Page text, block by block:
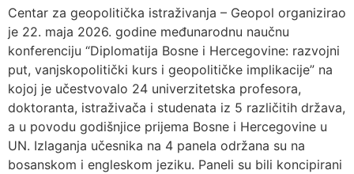
Centar za geopolitička istraživanja – Geopol organizirao
je 22. maja 2026. godine međunarodnu naučnu
konferenciju “Diplomatija Bosne i Hercegovine: razvojni
put, vanjskopolitički kurs i geopolitičke implikacije” na
kojoj je učestvovalo 24 univerzitetska profesora,
doktoranta, istraživača i studenata iz 5 različitih država,
a u povodu godišnjice prijema Bosne i Hercegovine u
UN. Izlaganja učesnika na 4 panela održana su na
bosanskom i engleskom jeziku. Paneli su bili koncipirani